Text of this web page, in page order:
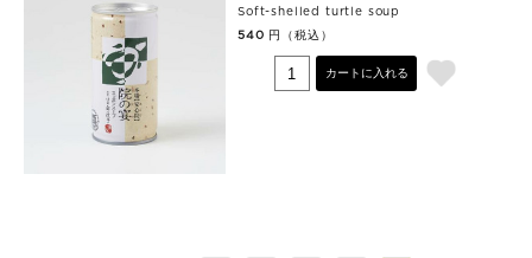
Soft-shelled turtle soup
540 円（税込）
カートに入れる